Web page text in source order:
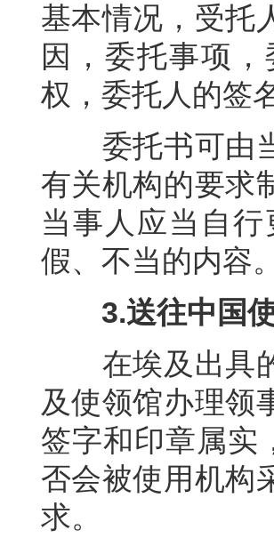
基本情况，受托
因，委托事项
权，委托人的签
委托书可由
有关机构的要求
当事人应当自
假、不当的内容。
3.送往中国
在埃及 出具
及使领馆办理领
签字和印章属实
否会被使用机构
求。